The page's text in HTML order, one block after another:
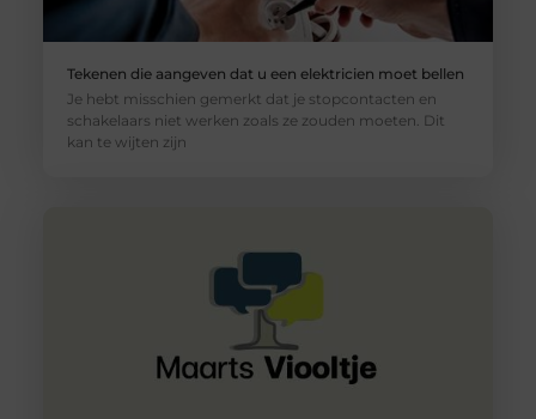
Tekenen die aangeven dat u een elektricien moet bellen
Je hebt misschien gemerkt dat je stopcontacten en
schakelaars niet werken zoals ze zouden moeten. Dit
kan te wijten zijn